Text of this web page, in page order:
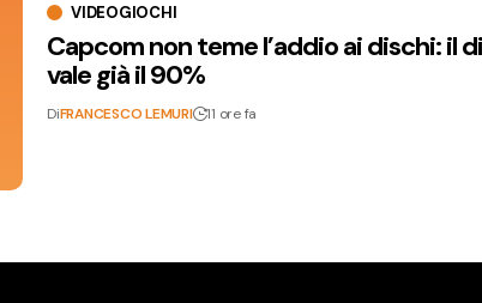
VIDEOGIOCHI
Capcom non teme l’addio ai dischi: il
vale già il 90%
DiFRANCESCO LEMURI 11 ore fa